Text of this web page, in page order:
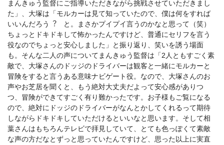
まんきゅう監督にご指導いただきながら挑戦させていただきまし
た」、⼤塚は「モルカーは⾒て知っていたので、僕は何をすれば
いいんだろう︖ と。まさかプイプイ⾔うのかなと思って（笑）
ちょっとドキドキして怖かったんですけど、普通にセリフを⾔う
役なのでちょっと安⼼しました」と振り返り、笑いを誘う場⾯
も。そんな⼆⼈の声についてまんきゅう監督は「2⼈ともすごく素
敵で、⼤塚さんのドッジのドライバーは観客と⼀緒にモルカーと
冒険をすると⾔うある意味ナビゲート役。なので、⼤塚さんのお
声やお芝居を聞くと、もう絶対⼤丈夫だよって安⼼感がありつ
つ、冒険ができてすごく有り難かったです。お⼦様もご覧になる
ので、絶対にドッジのドライバーがなんとかしてくれるって期待
しながらドキドキしていただけるといいなと思います。そして相
葉さんはもちろんテレビで拝⾒していて、とても⾊っぽくて素敵
な声の⽅だなとずっと思っていたんですけど、思った以上に実直